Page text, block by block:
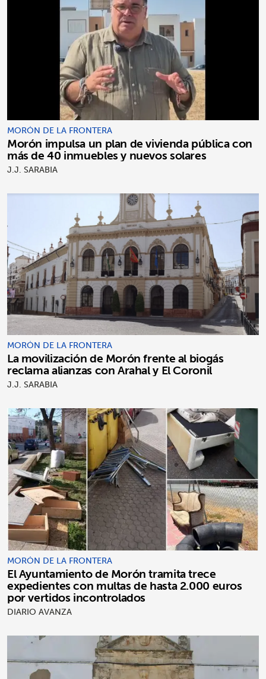
MORÓN DE LA FRONTERA
Morón impulsa un plan de vivienda pública con
más de 40 inmuebles y nuevos solares
J.J. SARABIA
MORÓN DE LA FRONTERA
La movilización de Morón frente al biogás
reclama alianzas con Arahal y El Coronil
J.J. SARABIA
MORÓN DE LA FRONTERA
El Ayuntamiento de Morón tramita trece
expedientes con multas de hasta 2.000 euros
por vertidos incontrolados
DIARIO AVANZA